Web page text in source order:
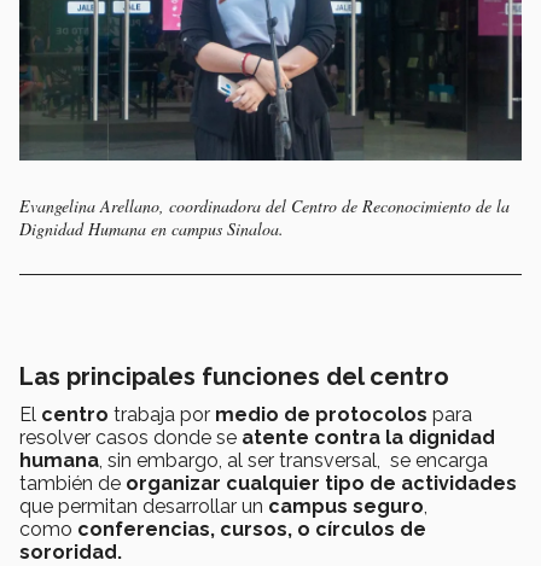
Evangelina Arellano, coordinadora del Centro de Reconocimiento de la
Dignidad Humana en campus Sinaloa.
Las principales funciones del centro
El centro trabaja por medio de protocolos para
resolver casos donde se atente contra la dignidad
humana, sin embargo, al ser transversal, se encarga
también de organizar cualquier tipo de actividades
que permitan desarrollar un campus seguro,
como conferencias, cursos, o círculos de
sororidad.